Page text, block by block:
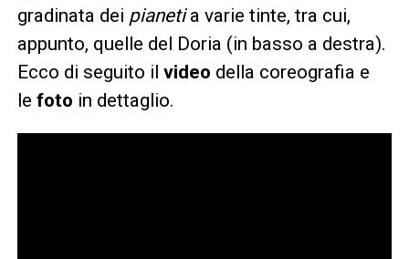
gradinata dei pianetia varie tinte, tra cui,
appunto, quelle del Doria (in basso a destra).
Ecco di seguito il video della coreografia e
le foto in dettaglio.